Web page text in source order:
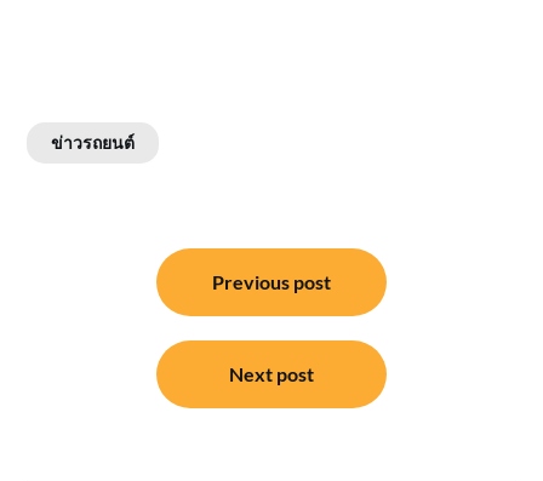
ข่าวรถยนต์
Previous post
Next post